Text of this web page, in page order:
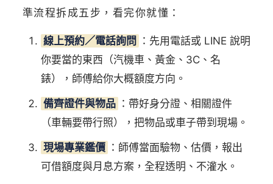
準流程拆成五步，看完你就懂：
線上預約／電話詢問
：先用電話或 LINE 說明
你要當的東西（汽機車、黃金、3C、名
錶），師傅給你大概額度方向。
備齊證件與物品 ：帶好身分證、相關證件
（車輛要帶行照），把物品或車子帶到現場。
現場專業鑑價 ：師傅當面驗物、估價，報出
可借額度與月息方案，全程透明、不灌水。